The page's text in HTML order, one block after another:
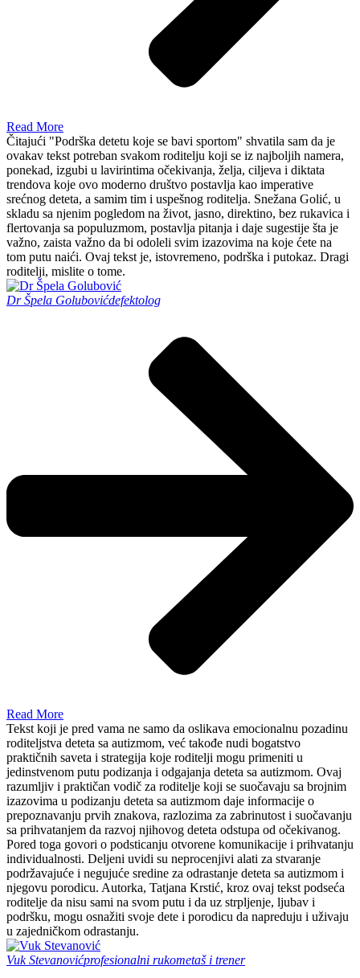
Read More
Čitajući "Podrška detetu koje se bavi sportom" shvatila sam da je
ovakav tekst potreban svakom roditelju koji se iz najboljih namera,
ponekad, izgubi u lavirintima očekivanja, želja, ciljeva i diktata
trendova koje ovo moderno društvo postavlja kao imperative
srećnog deteta, a samim tim i uspešnog roditelja. Snežana Golić, u
skladu sa njenim pogledom na život, jasno, direktino, bez rukavica i
flertovanja sa populuzmom, postavlja pitanja i daje sugestije šta je
važno, zaista važno da bi odoleli svim izazovima na koje ćete na
tom putu naići. Ovaj tekst je, istovremeno, podrška i putokaz. Dragi
roditelji, mislite o tome.
Dr Špela Golubovićdefektolog
Read More
Tekst koji je pred vama ne samo da oslikava emocionalnu pozadinu
roditeljstva deteta sa autizmom, već takođe nudi bogatstvo
praktičnih saveta i strategija koje roditelji mogu primeniti u
jedinstvenom putu podizanja i odgajanja deteta sa autizmom. Ovaj
razumljiv i praktičan vodič za roditelje koji se suočavaju sa brojnim
izazovima u podizanju deteta sa autizmom daje informacije o
prepoznavanju prvih znakova, razlozima za zabrinutost i suočavanju
sa prihvatanjem da razvoj njihovog deteta odstupa od očekivanog.
Pored toga govori o podsticanju otvorene komunikacije i prihvatanju
individualnosti. Deljeni uvidi su neprocenjivi alati za stvaranje
podržavajuće i negujuće sredine za odrastanje deteta sa autizmom i
njegovu porodicu. Autorka, Tatjana Krstić, kroz ovaj tekst podseća
roditelje da nisu sami na svom putu i da uz strpljenje, ljubav i
podršku, mogu osnažiti svoje dete i porodicu da napreduju i uživaju
u zajedničkom odrastanju.
Vuk Stevanovićprofesionalni rukometaš i trener